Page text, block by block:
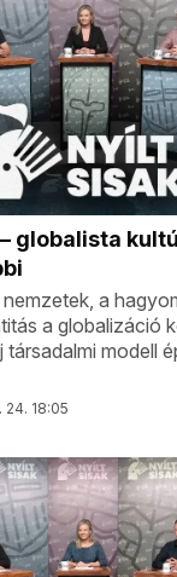
globalista
a
a globalizáció
modell
24. 18:05